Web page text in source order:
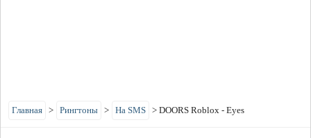
Главная > Рингтоны > На SMS > DOORS Roblox - Eyes